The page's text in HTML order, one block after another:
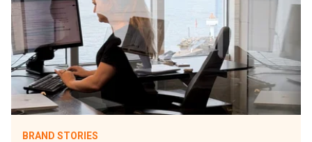
BRAND STORIES